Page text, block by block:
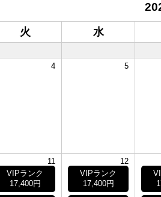
火 水
4 5
11
VIPランク
17,400円
12
VIPランク
17,400円